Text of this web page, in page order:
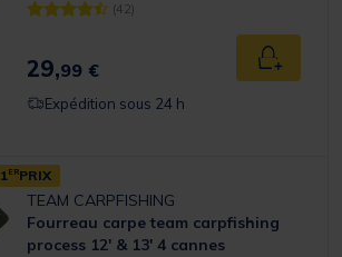
[object Object] out of 5 Customer Rating
(42)
29,99 € Ajouter
Expédition sous 24 h
1ERPRIX
TEAM CARPFISHING
Fourreau carpe team carpfishing
process 12' & 13' 4 cannes